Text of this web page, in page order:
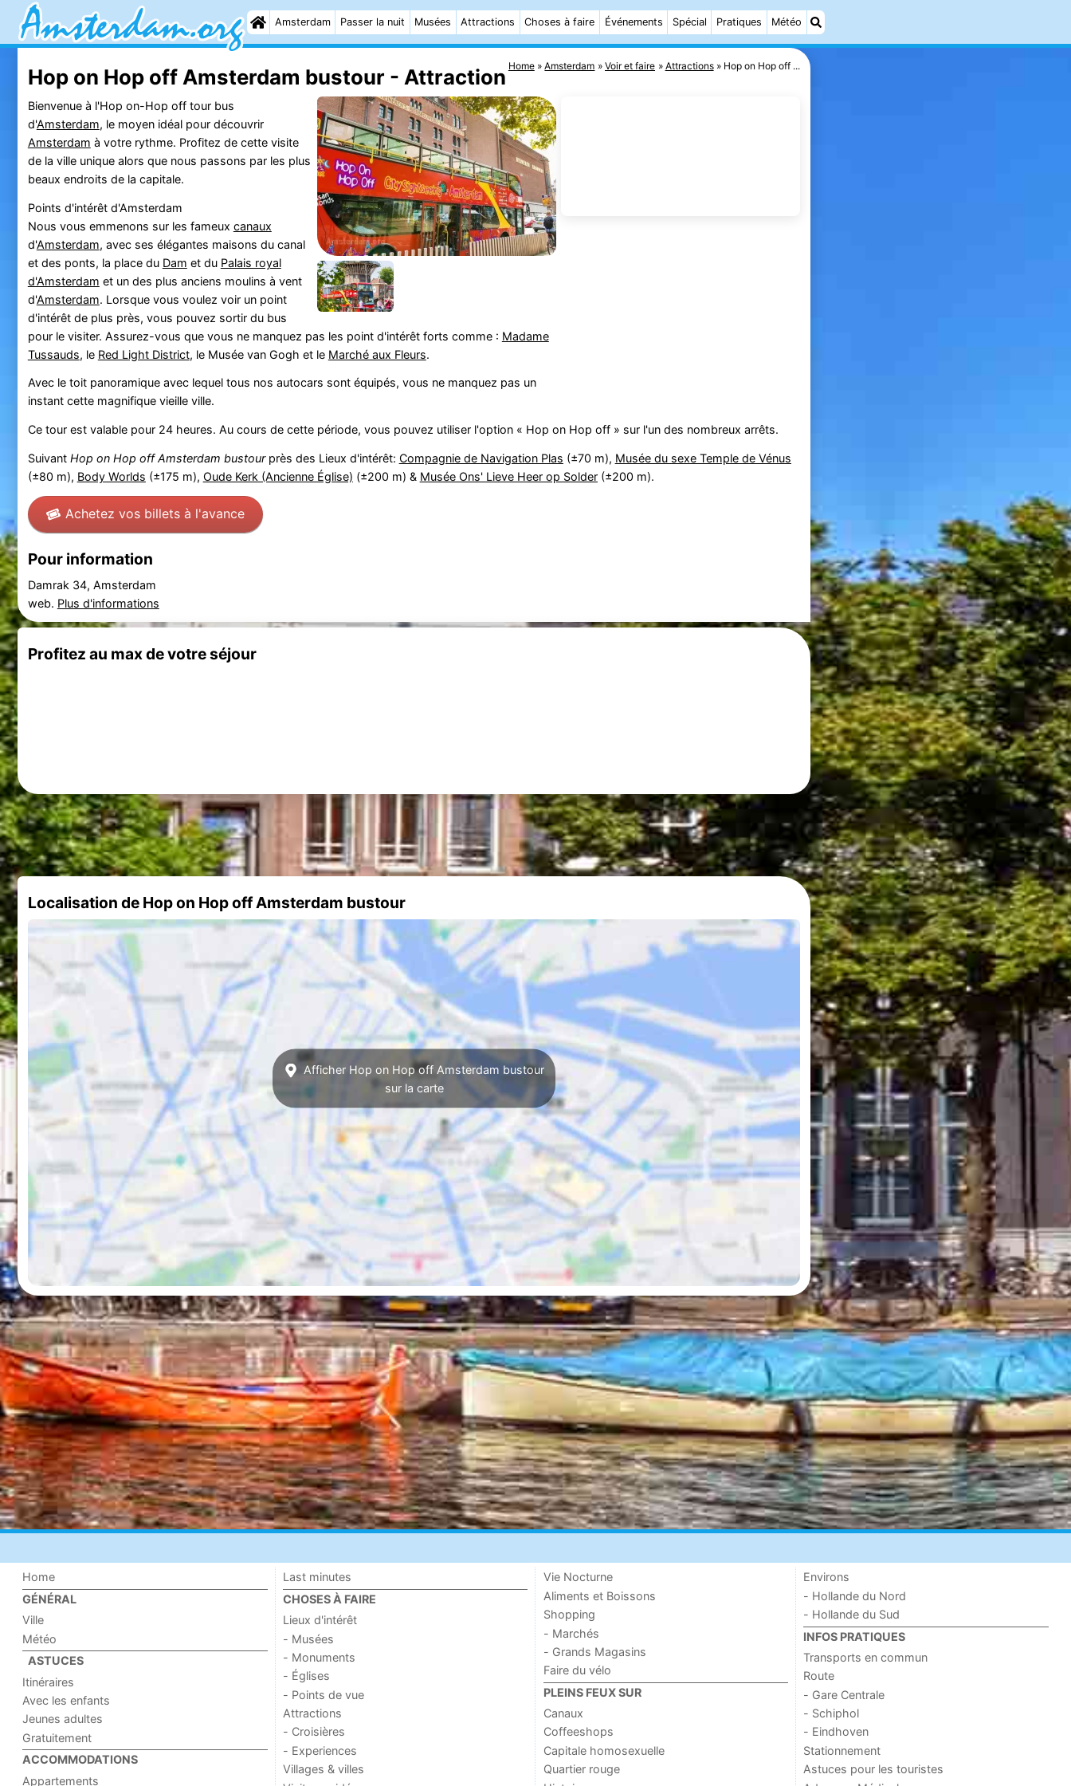
Amsterdam Passer la nuit Musées Attractions Choses à faire Événements Spécial Pratiques Météo
Home Amsterdam Voir et faire Attractions Hop on Hop off ...
Hop on Hop off Amsterdam bustour - Attraction
Bienvenue à l'Hop on-Hop off tour bus
d'Amsterdam, le moyen idéal pour découvrir
Amsterdam à votre rythme. Profitez de cette visite
de la ville unique alors que nous passons par les plus
beaux endroits de la capitale.
Points d'intérêt d'Amsterdam
Nous vous emmenons sur les fameux canaux
d'Amsterdam, avec ses élégantes maisons du canal
et des ponts, la place du Dam et du Palais royal
d'Amsterdam et un des plus anciens moulins à vent
d'Amsterdam. Lorsque vous voulez voir un point
d'intérêt de plus près, vous pouvez sortir du bus
pour le visiter. Assurez-vous que vous ne manquez pas les point d'intérêt forts comme : Madame
Tussauds, le Red Light District, le Musée van Gogh et le Marché aux Fleurs.
Avec le toit panoramique avec lequel tous nos autocars sont équipés, vous ne manquez pas un
instant cette magnifique vieille ville.
Ce tour est valable pour 24 heures. Au cours de cette période, vous pouvez utiliser l'option « Hop on Hop off » sur l'un des nombreux arrêts.
Suivant Hop on Hop off Amsterdam bustourprès des Lieux d'intérêt: Compagnie de Navigation Plas (±70 m), Musée du sexe Temple de Vénus
(±80 m), Body Worlds (±175 m), Oude Kerk (Ancienne Église) (±200 m) & Musée Ons' Lieve Heer op Solder(±200 m).
Achetez vos billets à l'avance
Pour information
Damrak 34, Amsterdam
web. Plus d'informations
Profitez au max de votre séjour
Localisation de Hop on Hop off Amsterdam bustour
Afficher Hop on Hop off Amsterdam bustour
sur la carte
Home
GÉNÉRAL
Ville
Météo
ASTUCES
Itinéraires
Avec les enfants
Jeunes adultes
Gratuitement
ACCOMMODATIONS
Appartements
Last minutes
CHOSES À FAIRE
Lieux d'intérêt
- Musées
- Monuments
- Églises
- Points de vue
Attractions
- Croisières
- Experiences
Villages & villes
Vie Nocturne
Aliments et Boissons
Shopping
- Marchés
- Grands Magasins
Faire du vélo
PLEINS FEUX SUR
Canaux
Coffeeshops
Capitale homosexuelle
Quartier rouge
Environs
- Hollande du Nord
- Hollande du Sud
INFOS PRATIQUES
Transports en commun
Route
- Gare Centrale
- Schiphol
- Eindhoven
Stationnement
Astuces pour les touristes